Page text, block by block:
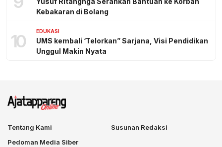
Kebakaran di Bolang
10 EDUKASI
UMS kembali ‘Telorkan” Sarjana, Visi Pendidikan
Unggul Makin Nyata
Tentang Kami
Susunan Redaksi
Pedoman Media Siber